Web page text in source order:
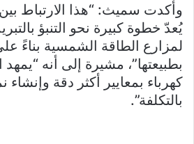
وأكدت سميث: “هذا الارتباط
يُعدّ خطوة كبيرة نحو التنبؤ
لمزارع الطاقة الشمسية بناءً على
بطبيعتها”، مشيرة إلى أنه “يمهد
كهرباء بمعايير أكثر دقة وإنشاء
بالتكلفة”.